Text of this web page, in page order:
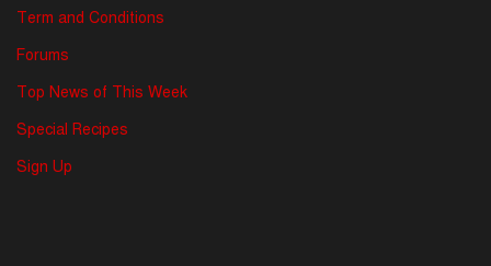
Term and Conditions
Forums
Top News of This Week
Special Recipes
Sign Up